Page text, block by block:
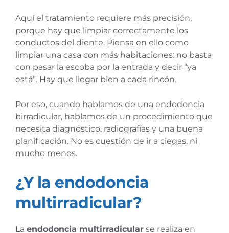
Aquí el tratamiento requiere más precisión,
porque hay que limpiar correctamente los
conductos del diente. Piensa en ello como
limpiar una casa con más habitaciones: no basta
con pasar la escoba por la entrada y decir “ya
está”. Hay que llegar bien a cada rincón.
Por eso, cuando hablamos de una endodoncia
birradicular, hablamos de un procedimiento que
necesita diagnóstico, radiografías y una buena
planificación. No es cuestión de ir a ciegas, ni
mucho menos.
¿Y la endodoncia
multirradicular?
La endodoncia multirradicular se realiza en